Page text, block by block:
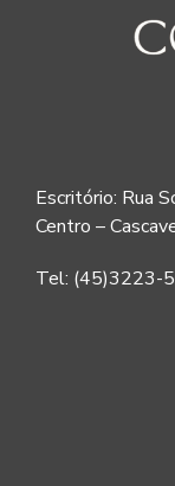
Escritório: Rua
Centro –
Tel: (45)3223-